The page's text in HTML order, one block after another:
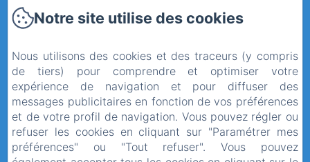
Contact
Notre Histoire
Politique de confidentialité
Informations légales
Informations sur les cookies
EN
FR
Notre site utilise des cookies
Nous utilisons des cookies et des traceurs (y compris
de tiers) pour comprendre et optimiser votre
expérience de navigation et pour diffuser des
messages publicitaires en fonction de vos préférences
et de votre profil de navigation. Vous pouvez régler ou
refuser les cookies en cliquant sur "Paramétrer mes
préférences" ou "Tout refuser". Vous pouvez